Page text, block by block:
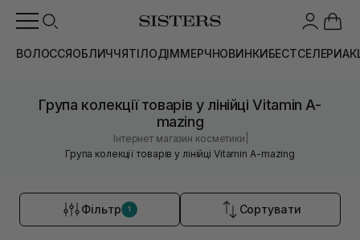
ВОЛОССЯОБЛИЧЧЯТІЛОДІММЕРЧНОВИНКИБЕСТСЕЛЕРИ
Група колекції товарів у лінійці Vitamin A-
mazing
Інтернет магазин косметики
Група колекції товарів у лінійці Vitamin A-mazing
Фільтр 1 Сортувати